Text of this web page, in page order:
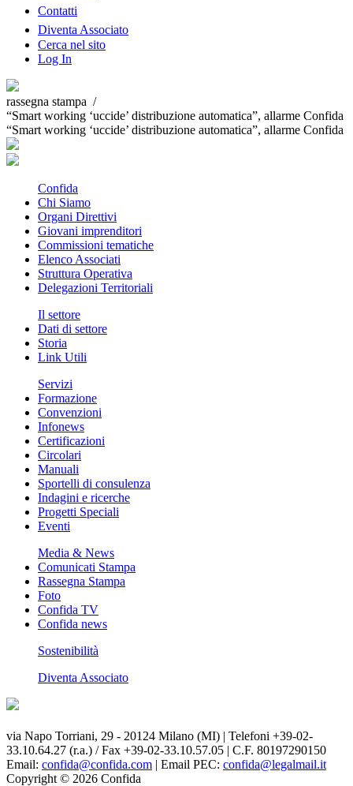
Contatti
Diventa Associato
Cerca nel sito
Log In
rassegna stampa /
“Smart working ‘uccide’ distribuzione automatica”, allarme Confida
“Smart working ‘uccide’ distribuzione automatica”, allarme Confida
Confida
Chi Siamo
Organi Direttivi
Giovani imprenditori
Commissioni tematiche
Elenco Associati
Struttura Operativa
Delegazioni Territoriali
Il settore
Dati di settore
Storia
Link Utili
Servizi
Formazione
Convenzioni
Infonews
Certificazioni
Circolari
Manuali
Sportelli di consulenza
Indagini e ricerche
Progetti Speciali
Eventi
Media & News
Comunicati Stampa
Rassegna Stampa
Foto
Confida TV
Confida news
Sostenibilità
Diventa Associato
via Napo Torriani, 29 - 20124 Milano (MI) | Telefoni +39-02-
33.10.64.27 (r.a.) / Fax +39-02-33.10.57.05 | C.F. 80197290150
Email: confida@confida.com | Email PEC: confida@legalmail.it
Copyright © 2026 Confida